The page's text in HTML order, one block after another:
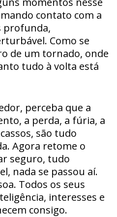
contato com a
profunda,
Como se
de um tornado, onde
tudo à volta está
perceba que a
a perda, a fúria, a
são tudo
Agora retome o
seguro, tudo
nada se passou aí.
Todos os seus
interesses e
consigo.